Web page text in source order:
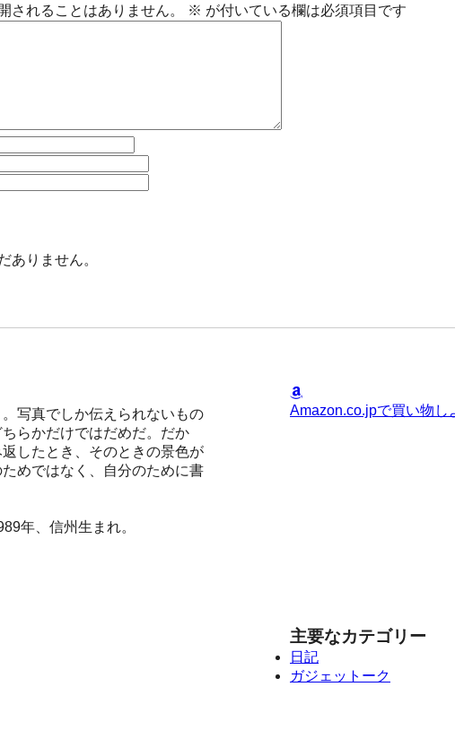
されることはありません。 ※ が付いている欄は必須項目です
ありません。
写真でしか伝えられないもの
らかだけではだめだ。だか
したとき、そのときの景色が
めではなく、自分のために書
年、信州生まれ。
Amazon.co.jpで買い物し
主要なカテゴリー
日記
ガジェットーク